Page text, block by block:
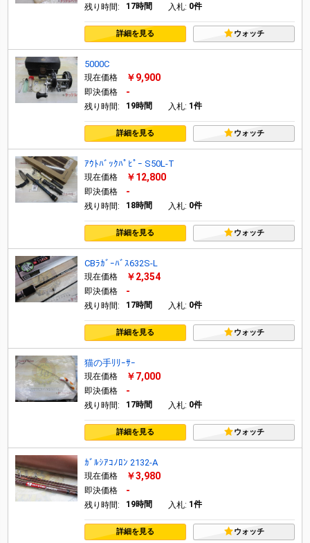
残り時間: 17時間 入札: 0件
詳細を見る ウォッチ
5000C
現在価格 ￥9,900
即決価格 -
残り時間: 19時間 入札: 1件
詳細を見る ウォッチ
ｱｳﾄﾊﾞｯｸﾊﾟﾋﾟｰ S50L-T
現在価格 ￥12,800
即決価格 -
残り時間: 18時間 入札: 0件
詳細を見る ウォッチ
CBﾗｶﾞｰﾊﾞｽ632S-L
現在価格 ￥2,354
即決価格 -
残り時間: 17時間 入札: 0件
詳細を見る ウォッチ
猫の手ﾘﾘｰｻｰ
現在価格 ￥7,000
即決価格 -
残り時間: 17時間 入札: 0件
詳細を見る ウォッチ
ｶﾞﾙｼｱｺﾉﾛﾝ 2132-A
現在価格 ￥3,980
即決価格 -
残り時間: 19時間 入札: 1件
詳細を見る ウォッチ